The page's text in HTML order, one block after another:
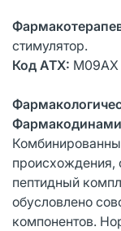
стимулятор.
Код ATX: М09АХ
происхождения,
пептидный
обусловлено
компонентов.